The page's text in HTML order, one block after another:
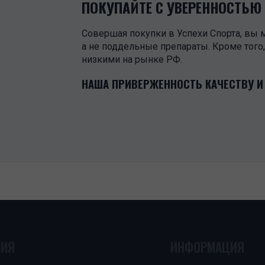
ПОКУПАЙТЕ С УВЕРЕННОСТЬЮ
Совершая покупки в Успехи Спорта, вы
а не поддельные препараты. Кроме
низкими на рынке РФ.
НАША ПРИВЕРЖЕННОСТЬ КАЧЕСТВУ